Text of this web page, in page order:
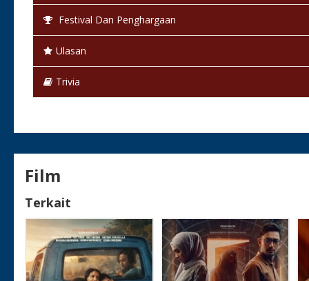
Festival Dan Penghargaan
Ulasan
Trivia
Film
Terkait